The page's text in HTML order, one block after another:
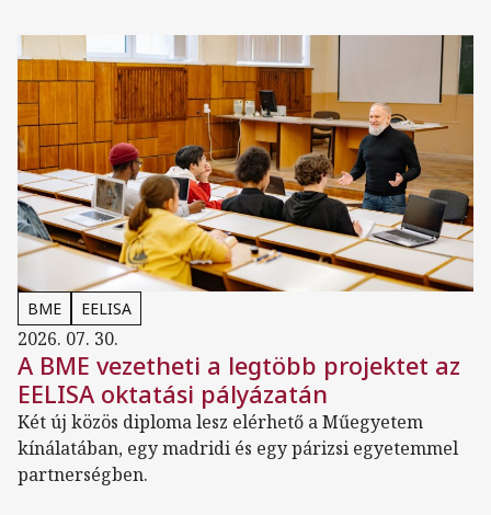
BME EELISA
2026. 07. 30.
A BME vezetheti a legtöbb projektet az
EELISA oktatási pályázatán
Két új közös diploma lesz elérhető a Műegyetem
kínálatában, egy madridi és egy párizsi egyetemmel
partnerségben.